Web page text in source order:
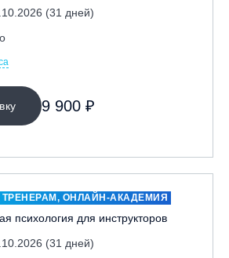
(31 дней)
9 900 ₽
ТРЕНЕРАМ, ОНЛАЙН-АКАДЕМИЯ
психология для инструкторов
(31 дней)